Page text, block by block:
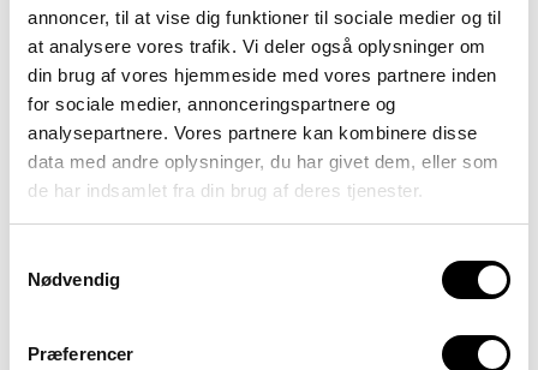
annoncer, til at vise dig funktioner til sociale medier og til
at analysere vores trafik. Vi deler også oplysninger om
din brug af vores hjemmeside med vores partnere inden
for sociale medier, annonceringspartnere og
analysepartnere. Vores partnere kan kombinere disse
data med andre oplysninger, du har givet dem, eller som
de har indsamlet fra din brug af deres tjenester.
Nødvendig
Præferencer
Tagget autisme og STU
særligt tilrettelagt
ungdomsuddannelse
stu
STU forløb
STU målgruppe
STU praktik
ungdomsuddannelse for unge
unge med handicap uddannelse